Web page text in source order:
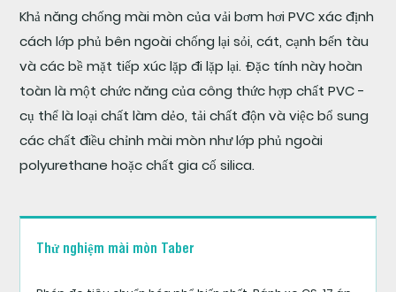
cho
thuyền
bơm
hơi:
Yêu
cầu
kỹ
thuật
Vải
Khả năng chống mài mòn của vải bơm hơi PVC xác định
cách lớp phủ bên ngoài chống lại sỏi, cát, cạnh bến tàu
và các bề mặt tiếp xúc lặp đi lặp lại. Đặc tính này hoàn
toàn là một chức năng của công thức hợp chất PVC -
cụ thể là loại chất làm dẻo, tải chất độn và việc bổ sung
các chất điều chỉnh mài mòn như lớp phủ ngoài
polyurethane hoặc chất gia cố silica.
Thử nghiệm mài mòn Taber